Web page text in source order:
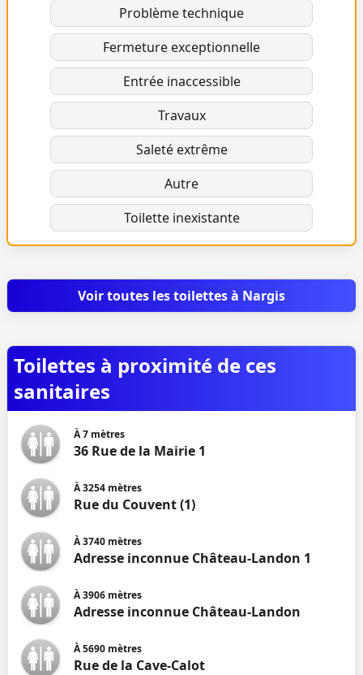
Problème technique
Fermeture exceptionnelle
Entrée inaccessible
Travaux
Saleté extrême
Autre
Toilette inexistante
Voir toutes les toilettes à Nargis
Toilettes à proximité de ces
sanitaires
À7 mètres
36 Rue de la Mairie 1
À3254 mètres
Rue du Couvent (1)
À3740 mètres
Adresse inconnue Château-Landon 1
À3906 mètres
Adresse inconnue Château-Landon
À5690 mètres
Rue de la Cave-Calot